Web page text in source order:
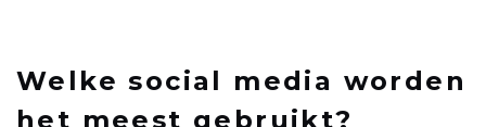
Welke social media worden
het meest gebruikt?